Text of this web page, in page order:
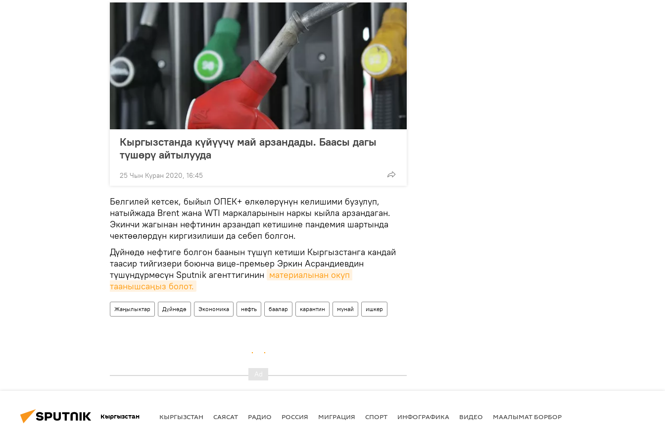
Кыргызстанда күйүүчү май арзандады. Баасы дагы
түшөрү айтылууда
25 Чын Куран 2020, 16:45
Белгилей кетсек, быйыл ОПЕК+ өлкөлөрүнүн келишими бузулуп,
натыйжада Brent жана WTI маркаларынын наркы кыйла арзандаган.
Экинчи жагынан нефтинин арзандап кетишине пандемия шартында
чектөөлөрдүн киргизилиши да себеп болгон.
Дүйнөдө нефтиге болгон баанын түшүп кетиши Кыргызстанга кандай
таасир тийгизери боюнча вице-премьер Эркин Асрандиевдин
түшүндүрмөсүн Sputnik агенттигинин материалынан окуп
таанышсаңыз болот.
Жаңылыктар Дүйнөдө Экономика нефть баалар карантин мунай ишкер
Кыргызстан КЫРГЫЗСТАН САЯСАТ РАДИО РОССИЯ МИГРАЦИЯ СПОРТ ИНФОГРАФИКА ВИДЕО МААЛЫМАТ БОРБОР